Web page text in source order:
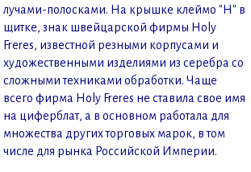
лучами-полосками. На крышке клеймо "H" в
щитке, знак швейцарской фирмы Holy
Freres, известной резными корпусами и
художественными изделиями из серебра со
сложными техниками обработки. Чаще
всего фирма Holy Freres не ставила свое имя
на циферблат, а в основном работала для
множества других торговых марок, в том
числе для рынка Российской Империи.